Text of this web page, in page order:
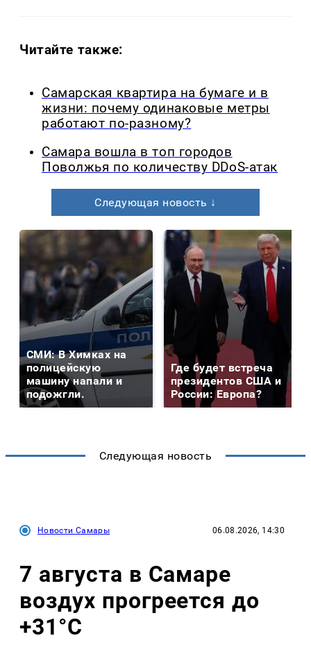
Читайте также:
Самарская квартира на бумаге и в
жизни: почему одинаковые метры
работают по-разному?
Самара вошла в топ городов
Поволжья по количеству DDoS-атак
Следующая новость ↓
СМИ: В Химках на
полицейскую
машину напали и
подожгли.
Где будет встреча
президентов США и
России: Европа?
Следующая новость
Новости Самары 06.08.2026, 14:30
7 августа в Самаре
воздух прогреется до
+31°C